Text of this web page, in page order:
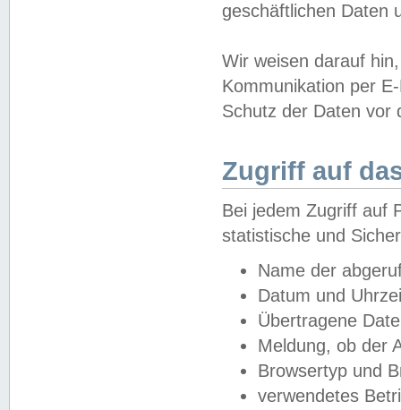
geschäftlichen Daten
Wir weisen darauf
Kommunikation per
Schutz der Daten vor
Zugriff auf
Bei jedem Zugriff auf
statistische und
Name der
Datum und
Übertragene
Meldung, ob der
Browsertyp und
verwendetes